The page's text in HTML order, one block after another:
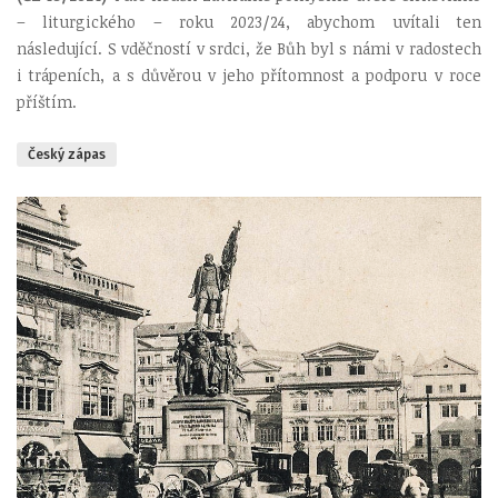
– liturgického – roku 2023/24, abychom uvítali ten
následující. S vděčností v srdci, že Bůh byl s námi v radostech
i trápeních, a s důvěrou v jeho přítomnost a podporu v roce
příštím.
Český zápas